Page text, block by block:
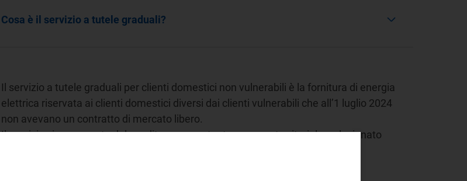
Cosa è il servizio a tutele graduali?
Il servizio a tutele graduali per clienti domestici non vulnerabili è la fornitura di energia
elettrica riservata ai clienti domestici diversi dai clienti vulnerabili che all’1 luglio 2024
non avevano un contratto di mercato libero.
Il servizio viene erogato dal venditore competente per area territoriale, selezionato